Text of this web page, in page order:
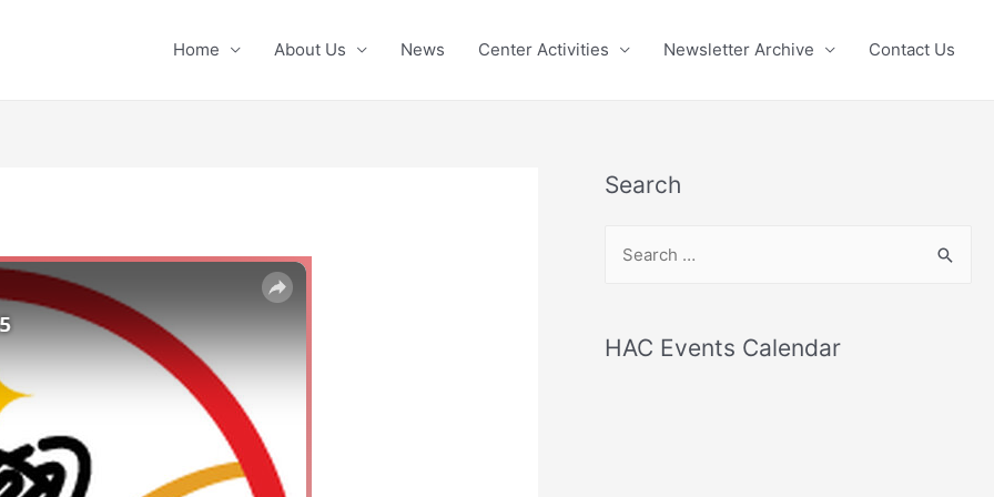
Home About Us News Center Activities Newsletter Archive Contact Us
Search
rHAC Events Calendar